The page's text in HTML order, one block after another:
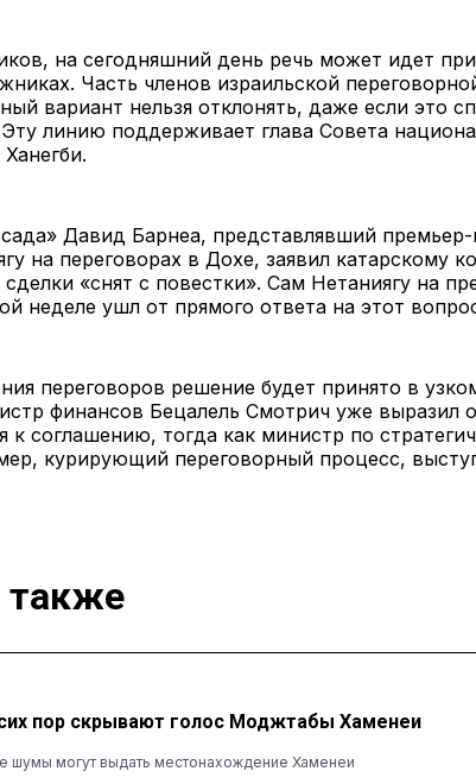
на сегодняшний день речь может идет
Часть членов израильской
вариант нельзя отклонять, даже если это
линию поддерживает глава Совета
Давид Барнеа, представлявший
на переговорах в Дохе, заявил катарскому
«снят с повестки». Сам Нетаниягу на
неделе ушл от прямого ответа на этот
переговоров решение будет принято в
финансов Бецалель Смотрич уже выразил
к соглашению, тогда как министр по
курирующий переговорный процесс,
также
пор скрывают голос Моджтабы Хаменеи
шумы могут выдать местонахождение Хаменеи